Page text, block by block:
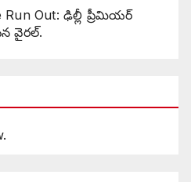
Run Out: ఢిల్లీ ప్రీమియర్
వైరల్.